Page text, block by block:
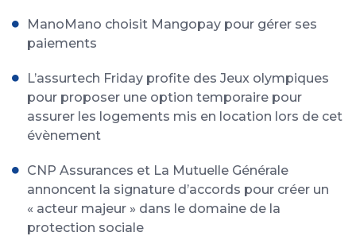
ManoMano choisit Mangopay pour gérer ses
paiements
L’assurtech Friday profite des Jeux olympiques
pour proposer une option temporaire pour
assurer les logements mis en location lors de cet
évènement
CNP Assurances et La Mutuelle Générale
annoncent la signature d’accords pour créer un
« acteur majeur » dans le domaine de la
protection sociale